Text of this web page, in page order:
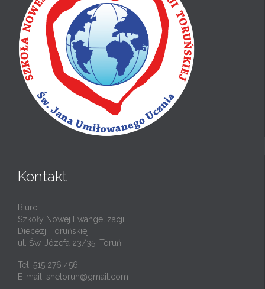
Kontakt
Biuro
Szkoły Nowej Ewangelizacji
Diecezji Toruńskiej
ul. Św. Józefa 23/35, Toruń
Tel: 515 276 456
E-mail: snetorun@gmail.com